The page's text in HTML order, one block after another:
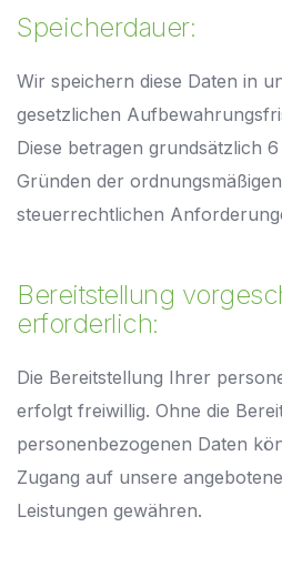
Speicherdauer:
Wir speichern diese Daten in
gesetzlichen
Diese betragen grundsätzlich
Gründen der
steuerrechtlichen
Bereitstellung
erforderlich:
Die Bereitstellung Ihrer
erfolgt freiwillig. Ohne die
personenbezogenen Daten
Zugang auf unsere
Leistungen gewähren.